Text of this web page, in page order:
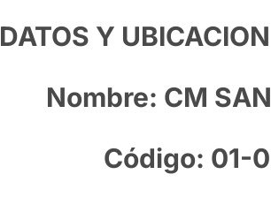
DATOS Y
Nombre: CM
Código: 01-